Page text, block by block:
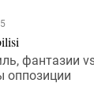
фантазии
оппозиции